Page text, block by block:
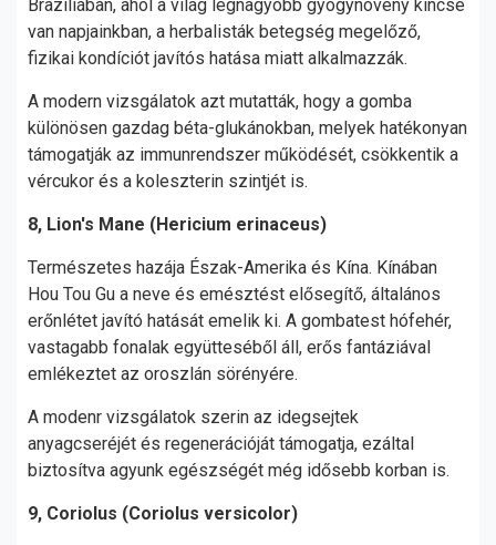
Brazíliában, ahol a világ legnagyobb gyógynövény kincse
van napjainkban, a herbalisták betegség megelőző,
fizikai kondíciót javítós hatása miatt alkalmazzák.
A modern vizsgálatok azt mutatták, hogy a gomba
különösen gazdag béta-glukánokban, melyek hatékonyan
támogatják az immunrendszer működését, csökkentik a
vércukor és a koleszterin szintjét is.
8, Lion's Mane (Hericium erinaceus)
Természetes hazája Észak-Amerika és Kína. Kínában
Hou Tou Gu a neve és emésztést elősegítő, általános
erőnlétet javító hatását emelik ki. A gombatest hófehér,
vastagabb fonalak együtteséből áll, erős fantáziával
emlékeztet az oroszlán sörényére.
A modenr vizsgálatok szerin az idegsejtek
anyagcseréjét és regenerációját támogatja, ezáltal
biztosítva agyunk egészségét még idősebb korban is.
9, Coriolus (Coriolus versicolor)